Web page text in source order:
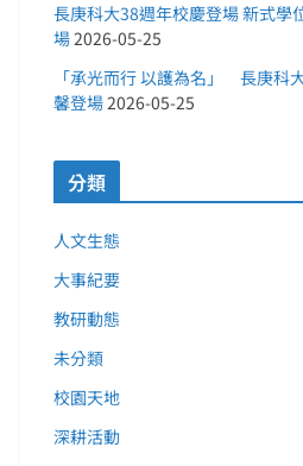
長庚科大38週年校慶登場 新式學
場2026-05-25
「承光而行 以護為名」 長庚科
馨登場2026-05-25
分類
人文生態
大事紀要
教研動態
未分類
校園天地
深耕活動